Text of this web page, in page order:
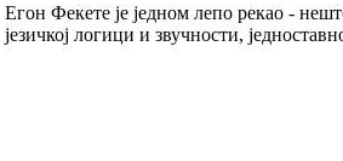
Егон Фекете је једном лепо рекао -
језичкој логици и звучности,